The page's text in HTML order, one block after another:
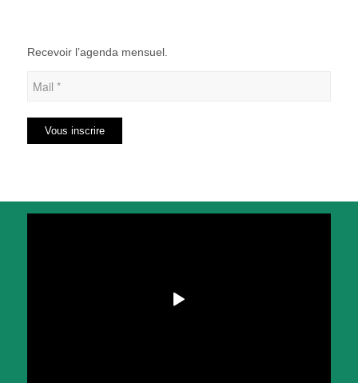
Recevoir l’agenda mensuel.